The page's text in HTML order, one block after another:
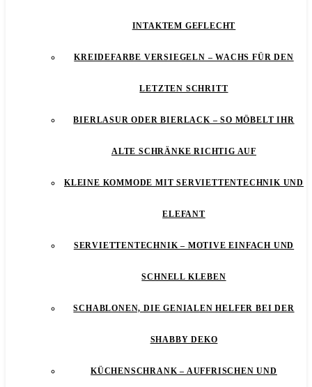
INTAKTEM GEFLECHT
KREIDEFARBE VERSIEGELN – WACHS FÜR DEN
LETZTEN SCHRITT
BIERLASUR ODER BIERLACK – SO MÖBELT IHR
ALTE SCHRÄNKE RICHTIG AUF
KLEINE KOMMODE MIT SERVIETTENTECHNIK UND
ELEFANT
SERVIETTENTECHNIK – MOTIVE EINFACH UND
SCHNELL KLEBEN
SCHABLONEN, DIE GENIALEN HELFER BEI DER
SHABBY DEKO
KÜCHENSCHRANK – AUFFRISCHEN UND